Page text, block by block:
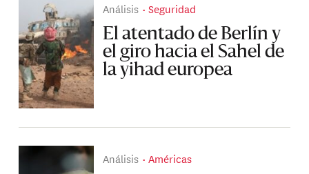
Análisis Seguridad
El atentado de Berlín y
el giro hacia el Sahel de
la yihad europea
Análisis Américas